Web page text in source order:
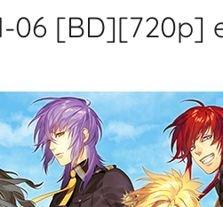
06 [BD][720p]